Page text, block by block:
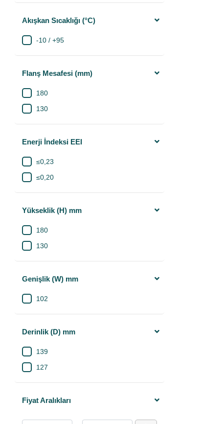
Akışkan Sıcaklığı (°C)
-10 / +95
Flanş Mesafesi (mm)
180
130
Enerji İndeksi EEI
≤0,23
≤0,20
Yükseklik (H) mm
180
130
Genişlik (W) mm
102
Derinlik (D) mm
139
127
Fiyat Aralıkları